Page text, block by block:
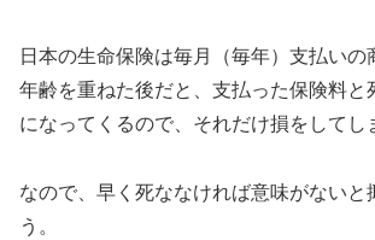
日本の生命保険は毎月（毎年）支払いの
年齢を重ねた後だと、支払った保険料と
になってくるので、それだけ損をしてし
なので、早く死ななければ意味がないと
う。